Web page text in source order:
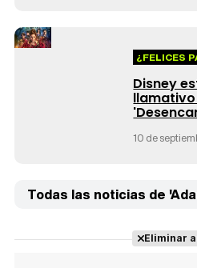
¿FELICES
Disney
10 de
Todas las noticias de
Eliminar